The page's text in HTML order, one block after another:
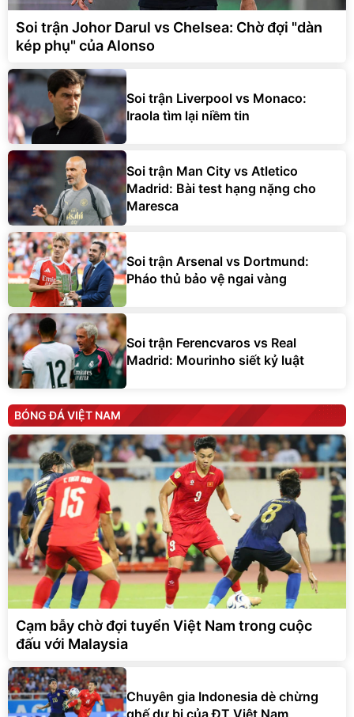
Soi trận Johor Darul vs Chelsea: Chờ đợi "dàn
kép phụ" của Alonso
Soi trận Liverpool vs Monaco:
Iraola tìm lại niềm tin
Soi trận Man City vs Atletico
Madrid: Bài test hạng nặng cho
Maresca
Soi trận Arsenal vs Dortmund:
Pháo thủ bảo vệ ngai vàng
Soi trận Ferencvaros vs Real
Madrid: Mourinho siết kỷ luật
BÓNG ĐÁ VIỆT NAM
Cạm bẫy chờ đợi tuyển Việt Nam trong cuộc
đấu với Malaysia
Chuyên gia Indonesia dè chừng
ghế dự bị của ĐT Việt Nam